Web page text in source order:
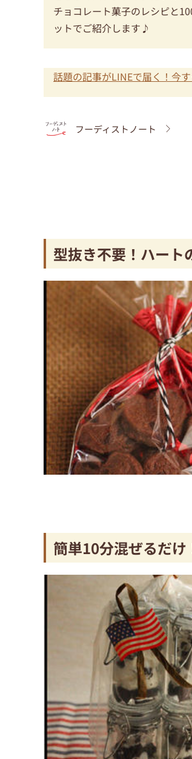
チョコレート菓子のレシピと
ットでご紹介します♪
話題の記事がLINEで届く！今
フーディストノート
型抜き不要！ハート
簡単10分混ぜるだ